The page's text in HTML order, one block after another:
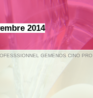
2014
GEMENOS CINO PRO